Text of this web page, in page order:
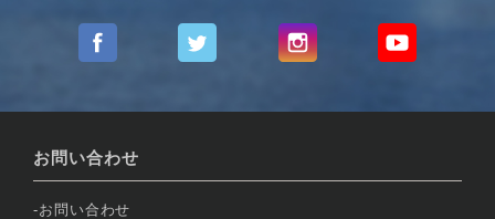
お問い合わせ
お問い合わせ